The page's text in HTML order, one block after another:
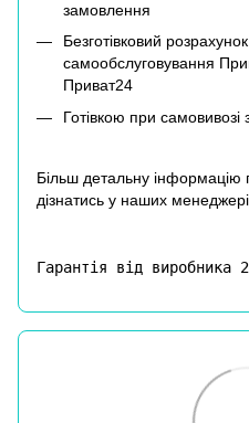
замовлення
Безготівковий
самообслуговування
Приват24
Готівкою при
Більш детальну
дізнатись у наших
Гарантія від виробника